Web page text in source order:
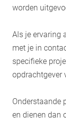
worden
Als je ervaring
met je in
specifieke
opdrachtgever
Onderstaande
en dienen dan